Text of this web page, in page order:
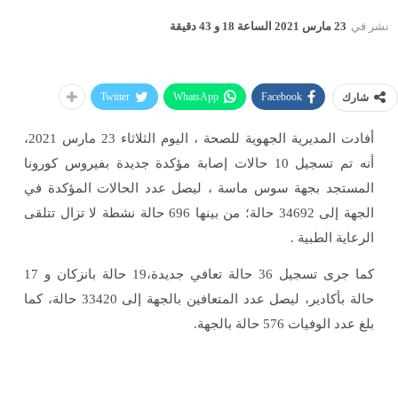
نشر في 23 مارس 2021 الساعة 18 و 43 دقيقة
شارك Facebook
WhatsApp
Twitter
أفادت المديرية الجهوية للصحة ، اليوم الثلاثاء 23 مارس 2021،
أنه تم تسجيل 10 حالات إصابة مؤكدة جديدة بفيروس كورونا
المستجد بجهة سوس ماسة ، ليصل عدد الحالات المؤكدة في
الجهة إلى 34692 حالة؛ من بينها 696 حالة نشطة لا تزال تتلقى
الرعاية الطبية .
كما جرى تسجيل 36 حالة تعافي جديدة،19 حالة بانزكان و 17
حالة بأكادير، ليصل عدد المتعافين بالجهة إلى 33420 حالة، كما
بلغ عدد الوفيات 576 حالة بالجهة.